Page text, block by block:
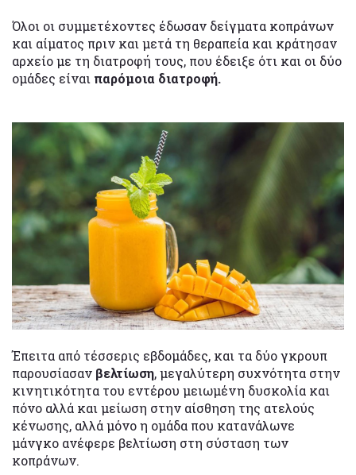
Όλοι οι συμμετέχοντες έδωσαν δείγματα κοπράνων
και αίματος πριν και μετά τη θεραπεία και κράτησαν
αρχείο με τη διατροφή τους, που έδειξε ότι και οι δύο
ομάδες είναι παρόμοια διατροφή.
Έπειτα από τέσσερις εβδομάδες, και τα δύο γκρουπ
παρουσίασαν βελτίωση, μεγαλύτερη συχνότητα στην
κινητικότητα του εντέρου μειωμένη δυσκολία και
πόνο αλλά και μείωση στην αίσθηση της ατελούς
κένωσης, αλλά μόνο η ομάδα που κατανάλωνε
μάνγκο ανέφερε βελτίωση στη σύσταση των
κοπράνων.